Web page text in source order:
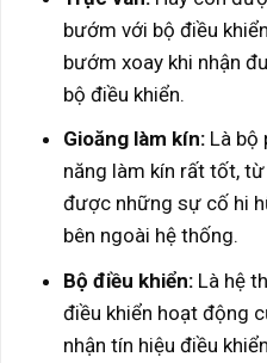
bướm với bộ điều
bướm xoay khi nhận
bộ điều khiển.
Gioăng làm kín: Là bộ
năng làm kín rất tốt,
được những sự cố hi
bên ngoài hệ thống.
Bộ điều khiển: Là hệ
điều khiển hoạt động
nhận tín hiệu điều